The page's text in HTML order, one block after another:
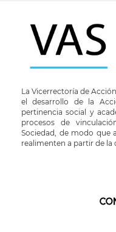
La Vicerrectoría de
el desarrollo de la
pertinencia social y
procesos de
Sociedad, de modo que
realimenten a partir de la